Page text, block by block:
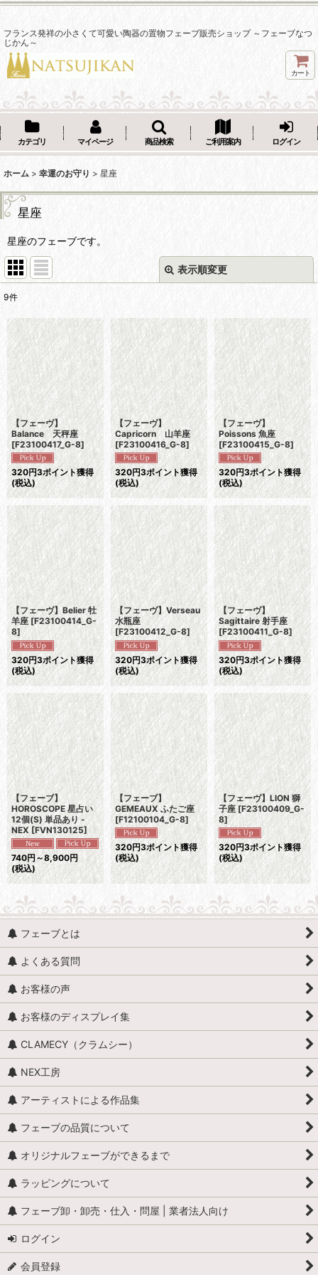
フランス発祥の小さくて可愛い陶器の置物フェーブ販売ショップ ～フェーブなつ
じかん～
カート
カテゴリ マイページ 商品検索 ご利用案内 ログイン
ホーム > 幸運のお守り > 星座
星座
星座のフェーブです。
表示順変更
並び順:
絞り込む
9件
【フェーヴ】
Balance 天秤座
[F23100417_G-8]
320円3ポイント獲得
(税込)
【フェーヴ】
Capricorn 山羊座
[F23100416_G-8]
320円3ポイント獲得
(税込)
【フェーヴ】
Poissons 魚座
[F23100415_G-8]
320円3ポイント獲得
(税込)
【フェーヴ】Belier 牡
羊座 [F23100414_G-
8]
320円3ポイント獲得
(税込)
【フェーヴ】Verseau
水瓶座
[F23100412_G-8]
320円3ポイント獲得
(税込)
【フェーヴ】
Sagittaire 射手座
[F23100411_G-8]
320円3ポイント獲得
(税込)
【フェーブ】
HOROSCOPE 星占い
12個(S) 単品あり -
NEX [FVN130125]
740円～8,900円
(税込)
【フェーブ】
GEMEAUX ふたご座
[F12100104_G-8]
320円3ポイント獲得
(税込)
【フェーヴ】LION 獅
子座 [F23100409_G-
8]
320円3ポイント獲得
(税込)
フェーブとは
よくある質問
お客様の声
お客様のディスプレイ集
CLAMECY（クラムシー）
NEX工房
アーティストによる作品集
フェーブの品質について
オリジナルフェーブができるまで
ラッピングについて
フェーブ卸・卸売・仕入・問屋 | 業者法人向け
ログイン
会員登録